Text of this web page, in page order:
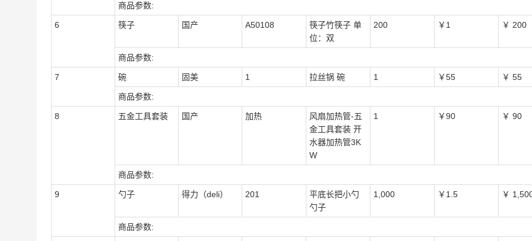
商品参数:
6 筷子 国产 A50108
筷子竹筷子 单
位：双
200 ￥1 ￥ 200
商品参数:
7 碗 固美 1 拉丝锅 碗 1 ￥55 ￥ 55
商品参数:
8 五金工具套装 国产 加热
风扇加热管-五
金工具套装 开
水器加热管3K
W
1 ￥90 ￥ 90
商品参数:
9 勺子 得力（deli） 201
平底长把小勺
勺子
1,000 ￥1.5 ￥
商品参数: